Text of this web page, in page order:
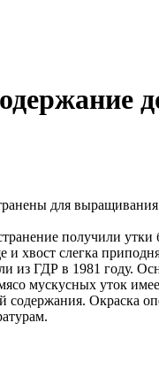
для
получили
хвост слегка
из ГДР в 1981 году.
мускусных уток
содержания. Окраска